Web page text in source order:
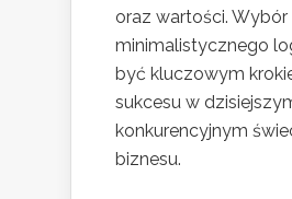
oraz wartości. Wybór
minimalistycznego
być kluczowym
sukcesu w
konkurencyjnym
biznesu.